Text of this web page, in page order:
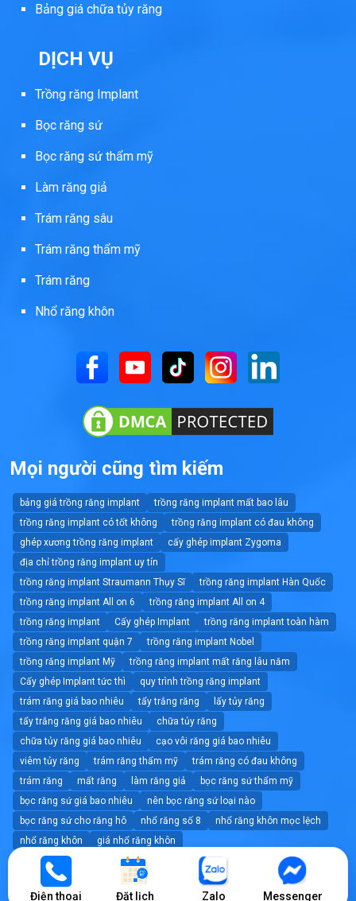
Điện thoại Đặt lịch Zalo Messenger
Bảng giá chữa tủy răng
DỊCH VỤ
Trồng răng Implant
Bọc răng sứ
Bọc răng sứ thẩm mỹ
Làm răng giả
Trám răng sâu
Trám răng thẩm mỹ
Trám răng
Nhổ răng khôn
Mọi người cũng tìm kiếm
bảng giá trồng răng implant
trồng răng implant mất bao lâu
trồng răng implant có tốt không
trồng răng implant có đau không
ghép xương trồng răng implant
cấy ghép implant Zygoma
địa chỉ trồng răng implant uy tín
trồng răng implant Straumann Thụy Sĩ
trồng răng implant Hàn Quốc
trồng răng implant All on 6
trồng răng implant All on 4
trồng răng implant
Cấy ghép Implant
trồng răng implant toàn hàm
trồng răng implant quận 7
trồng răng implant Nobel
trồng răng implant Mỹ
trồng răng implant mất răng lâu năm
Cấy ghép Implant tức thì
quy trình trồng răng implant
trám răng giá bao nhiêu
tẩy trắng răng
lấy tủy răng
tẩy trắng răng giá bao nhiêu
chữa tủy răng
chữa tủy răng giá bao nhiêu
cạo vôi răng giá bao nhiêu
viêm tủy răng
trám răng thẩm mỹ
trám răng có đau không
trám răng
mất răng làm răng giả
bọc răng sứ thẩm mỹ
bọc răng sứ giá bao nhiêu
nên bọc răng sứ loại nào
bọc răng sứ cho răng hô
nhổ răng số 8
nhổ răng khôn mọc lệch
nhổ răng khôn
giá nhổ răng khôn
nhổ răng không đau tốt nhất tphcm
nhổ răng
dán sứ veneer giá bao nhiêu
dán sứ veneer